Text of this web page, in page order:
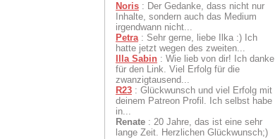
Noris : Der Gedanke, dass nicht nur
Inhalte, sondern auch das Medium
irgendwann nicht...
Petra : Sehr gerne, liebe Ilka :) Ich
hatte jetzt wegen des zweiten...
Illa Sabin : Wie lieb von dir! Ich danke
für den Link. Viel Erfolg für die
zwanzigtausend...
R23 : Glückwunsch und viel Erfolg mit
deinem Patreon Profil. Ich selbst habe
in...
Renate : 20 Jahre, das ist eine sehr
lange Zeit. Herzlichen Glückwunsch;)